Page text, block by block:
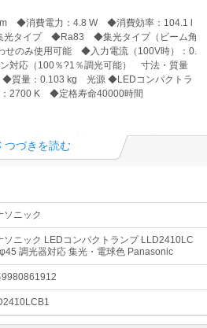
ので、お急ぎのお客様はご注文前に納
すようお願い申し上げます。
意ください
の存在が確認されております。 お客
に関しまして、当店では一切の責任を
さいますようお願い申し上げます。
いて
?lid=inquiry_faq#anch
品は全てお取り寄せ品のため、メーカ
がございますことを、予めご了承賜
す。 お問合先：℡03-5796-6540
◆消費電力：4.8 W ◆消費効率：104.1 l
光タイプ ◆Ra83 ◆集光タイプ（ビーム角
のみ使用可能 ◆入力電流（100V時）：0.
応（100％?1％調光可能） 寸法・質量
量：0.103 kg 光源 ◆LEDコンパクトラ
2700 K ◆定格寿命40000時間
。■ご注文後お客様のご都合によるキャンセ
承っておりませんことを予めご了承くださ
文後に商品をメーカーからお取り寄せいた
、3から5営業日（土日祝特別休日は除く）
在庫が欠品中の場合は、メールでご相談させ
ご確認くださいますようお願い申し上げま
つづきを読む
ソニック
ソニック LEDコンパクトランプ LLD2410LC
調光器対応 集光・電球色 Panasonic